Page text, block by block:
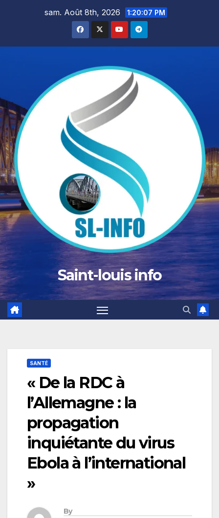
sam. Août 8th, 2026 1:20:08 PM
Saint-louis info
SANTÉ
« De la RDC à
l’Allemagne : la
propagation
inquiétante du virus
Ebola à l’international
»
By